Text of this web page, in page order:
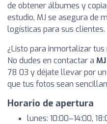
de obtener álbumes y
estudio, MJ se asegura de
logísticas para sus clientes.
¿Listo para inmortalizar
No dudes en contactar a
78 03 y déjate llevar por
que tus fotos sean
Horario de apertura
lunes: 10:00–14:00,